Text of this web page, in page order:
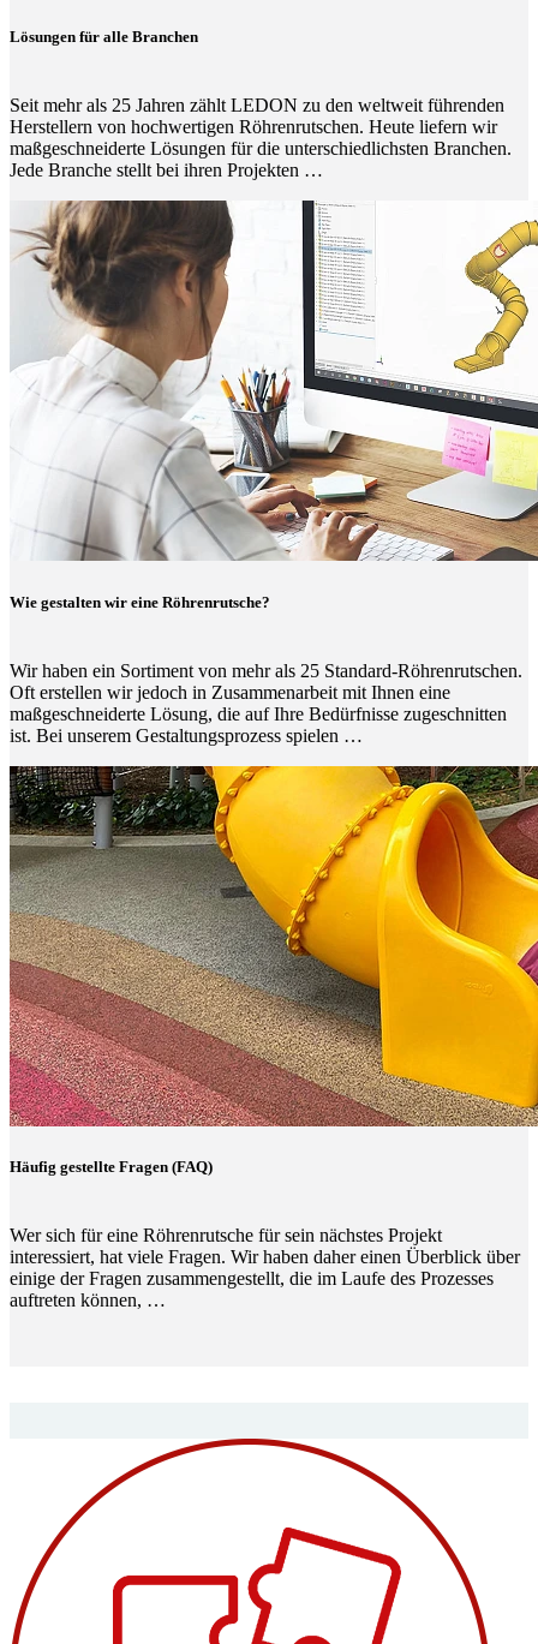
Lösungen für alle Branchen
Seit mehr als 25 Jahren zählt LEDON zu den weltweit führenden
Herstellern von hochwertigen Röhrenrutschen. Heute liefern wir
maßgeschneiderte Lösungen für die unterschiedlichsten Branchen.
Jede Branche stellt bei ihren Projekten …
Wie gestalten wir eine Röhrenrutsche?
Wir haben ein Sortiment von mehr als 25 Standard-Röhrenrutschen.
Oft erstellen wir jedoch in Zusammenarbeit mit Ihnen eine
maßgeschneiderte Lösung, die auf Ihre Bedürfnisse zugeschnitten
ist. Bei unserem Gestaltungsprozess spielen …
Häufig gestellte Fragen (FAQ)
Wer sich für eine Röhrenrutsche für sein nächstes Projekt
interessiert, hat viele Fragen. Wir haben daher einen Überblick über
einige der Fragen zusammengestellt, die im Laufe des Prozesses
auftreten können, …